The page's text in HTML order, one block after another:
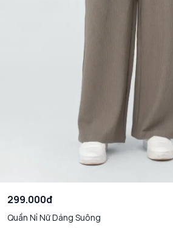
299.000đ
Quần Nỉ Nữ Dáng Suông